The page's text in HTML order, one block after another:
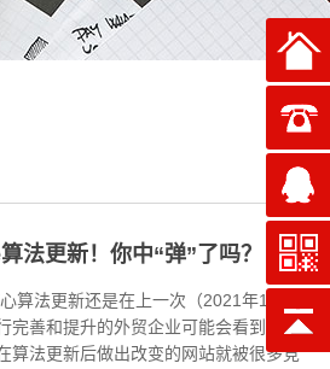
法更新！你中“弹”了吗？
算法更新还是在上一次（2021年11
完善和提升的外贸企业可能会看到排名
算法更新后做出改变的网站就被很多竞